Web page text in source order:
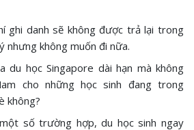
ghi danh sẽ không được trả lại trong
nhưng không muốn đi nữa.
du học Singapore dài hạn mà không
cho những học sinh đang trong
không?
số trường hợp, du học sinh ngay